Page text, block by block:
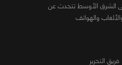
الشرق الأوسط تتحدث عن
والهواتف
فريق التحرير